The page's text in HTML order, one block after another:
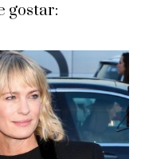
gostar: